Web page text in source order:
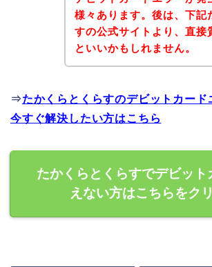
様々あります。後は、下記
すの公式サイトより、直接
といいかもしれません。
⇒たかくらとくらすのデビットカード
今すぐ解決したい方はこちら
たかくらとくらすでデビット
えない方はこちらをク